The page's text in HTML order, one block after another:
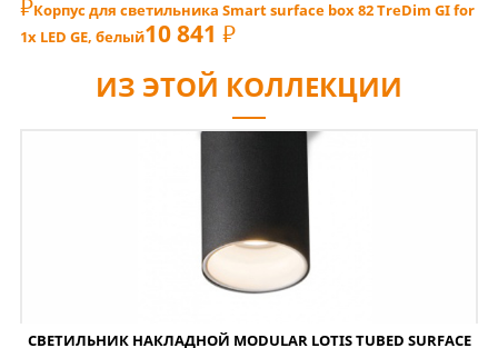
РУБКорпус для светильника Smart surface box 82 TreDim GI for
1x LED GE, белый10 841 РУБ
ИЗ ЭТОЙ КОЛЛЕКЦИИ
СВЕТИЛЬНИК НАКЛАДНОЙ MODULAR LOTIS TUBED SURFACE